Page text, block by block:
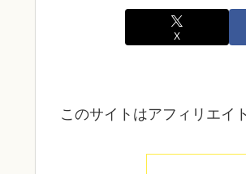
X
このサイトはアフィリエイ